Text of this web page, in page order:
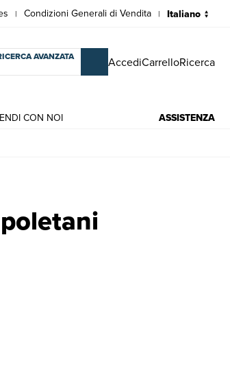
| Condizioni Generali di Vendita |
AVANZATA AccediCarrelloRicerca
CON NOI ASSISTENZA